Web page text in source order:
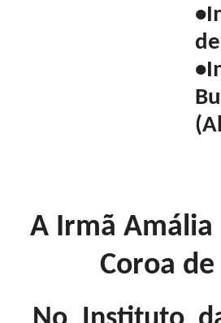
A Irmã Amália
Coroa